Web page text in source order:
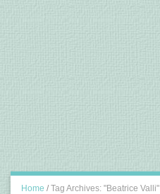
Home / Tag Archives: "Beatrice Valli"